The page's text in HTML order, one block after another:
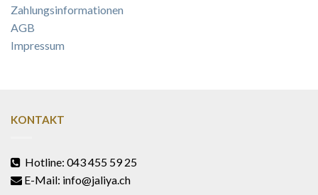
Zahlungsinformationen
AGB
Impressum
KONTAKT
Hotline: 043 455 59 25
E-Mail: info@jaliya.ch